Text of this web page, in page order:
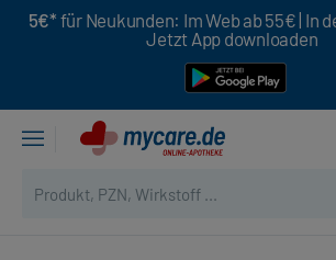
5€* für Neukunden: Im Web ab 55€ | In
Jetzt App downloaden